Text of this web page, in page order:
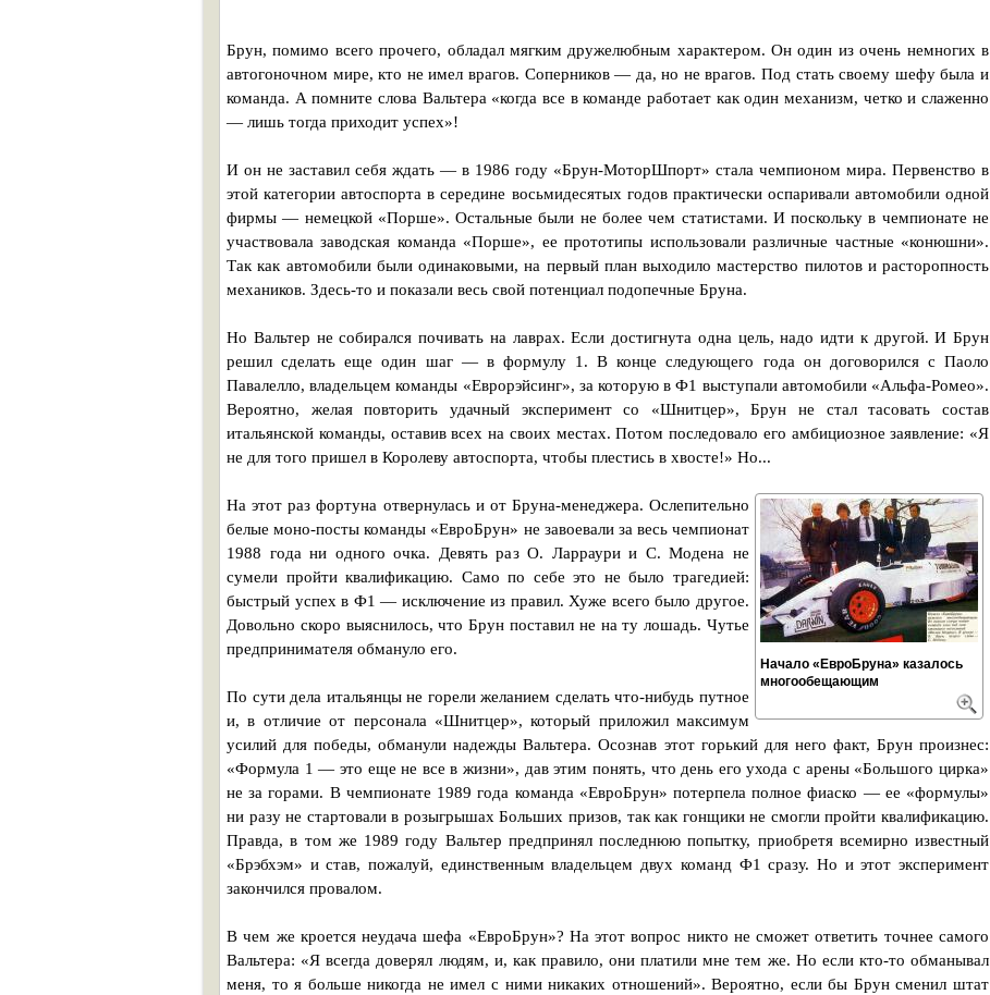
Брун, помимо всего прочего, обладал мягким дружелюбным характером. Он один из очень немногих в
автогоночном мире, кто не имел врагов. Соперников — да, но не врагов. Под стать своему шефу была и
команда. А помните слова Вальтера «когда все в команде работает как один механизм, четко и слаженно
— лишь тогда приходит успех»!
И он не заставил себя ждать — в 1986 году «Брун-МоторШпорт» стала чемпионом мира. Первенство в
этой категории автоспорта в середине восьмидесятых годов практически оспаривали автомобили одной
фирмы — немецкой «Порше». Остальные были не более чем статистами. И поскольку в чемпионате не
участвовала заводская команда «Порше», ее прототипы использовали различные частные «конюшни».
Так как автомобили были одинаковыми, на первый план выходило мастерство пилотов и расторопность
механиков. Здесь-то и показали весь свой потенциал подопечные Бруна.
Но Вальтер не собирался почивать на лаврах. Если достигнута одна цель, надо идти к другой. И Брун
решил сделать еще один шаг — в формулу 1. В конце следующего года он договорился с Паоло
Павалелло, владельцем команды «Еврорэйсинг», за которую в Ф1 выступали автомобили «Альфа-Ромео».
Вероятно, желая повторить удачный эксперимент со «Шнитцер», Брун не стал тасовать состав
итальянской команды, оставив всех на своих местах. Потом последовало его амбициозное заявление: «Я
не для того пришел в Королеву автоспорта, чтобы плестись в хвосте!» Но...
Начало «ЕвроБруна» казалось
многообещающим
На этот раз фортуна отвернулась и от Бруна-менеджера. Ослепительно
белые моно-посты команды «ЕвроБрун» не завоевали за весь чемпионат
1988 года ни одного очка. Девять раз О. Ларраури и С. Модена не
сумели пройти квалификацию. Само по себе это не было трагедией:
быстрый успех в Ф1 — исключение из правил. Хуже всего было другое.
Довольно скоро выяснилось, что Брун поставил не на ту лошадь. Чутье
предпринимателя обмануло его.
По сути дела итальянцы не горели желанием сделать что-нибудь путное
и, в отличие от персонала «Шнитцер», который приложил максимум
усилий для победы, обманули надежды Вальтера. Осознав этот горький для него факт, Брун произнес:
«Формула 1 — это еще не все в жизни», дав этим понять, что день его ухода с арены «Большого цирка»
не за горами. В чемпионате 1989 года команда «ЕвроБрун» потерпела полное фиаско — ее «формулы»
ни разу не стартовали в розыгрышах Больших призов, так как гонщики не смогли пройти квалификацию.
Правда, в том же 1989 году Вальтер предпринял последнюю попытку, приобретя всемирно известный
«Брэбхэм» и став, пожалуй, единственным владельцем двух команд Ф1 сразу. Но и этот эксперимент
закончился провалом.
В чем же кроется неудача шефа «ЕвроБрун»? На этот вопрос никто не сможет ответить точнее самого
Вальтера: «Я всегда доверял людям, и, как правило, они платили мне тем же. Но если кто-то обманывал
меня, то я больше никогда не имел с ними никаких отношений». Вероятно, если бы Брун сменил штат